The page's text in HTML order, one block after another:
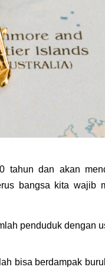
tahun dan akan
bangsa kita wajib
penduduk dengan
bisa berdampak